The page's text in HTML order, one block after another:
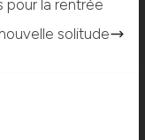
pour la rentrée
solitude